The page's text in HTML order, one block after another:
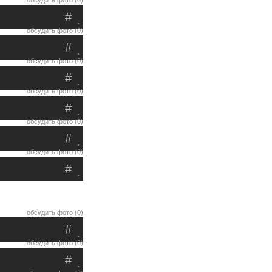
.
#
обсудить фото (0)
.
#
обсудить фото (0)
.
#
обсудить фото (0)
.
#
обсудить фото (0)
.
#
обсудить фото (0)
.
#
обсудить фото (0)
.
#
обсудить фото (0)
.
#